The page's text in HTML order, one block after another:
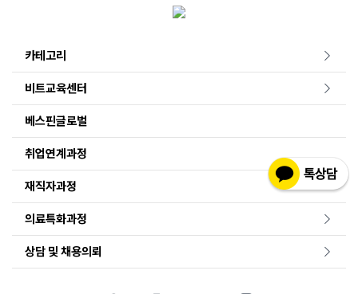
카테고리
비트교육센터
베스핀글로벌
취업연계과정
재직자과정
의료특화과정
상담 및 채용의뢰